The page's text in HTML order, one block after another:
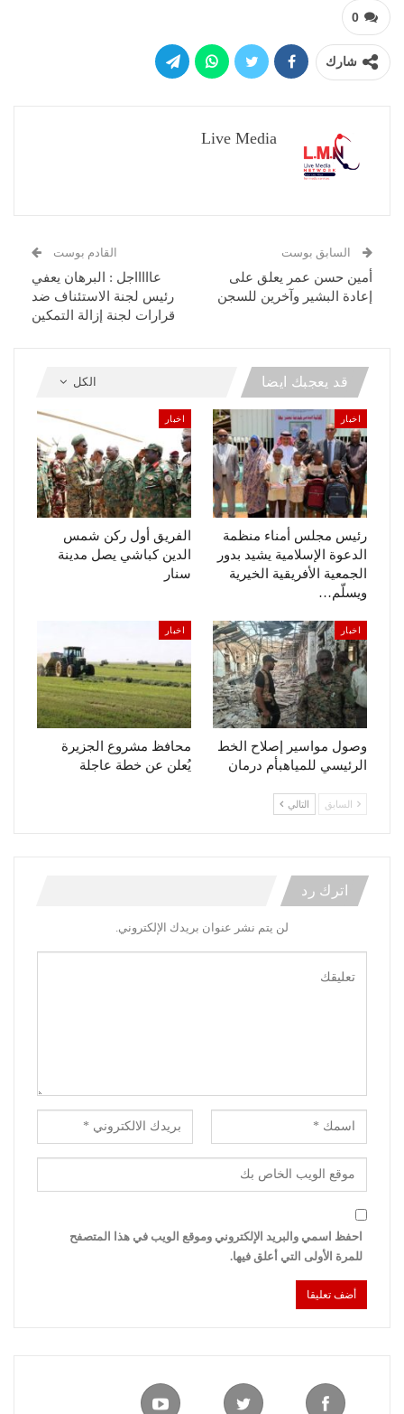
0
شارك
Live Media
السابق بوست
أمين حسن عمر يعلق على
إعادة البشير وآخرين للسجن
القادم بوست
عاااااجل : البرهان يعفي
رئيس لجنة الاستئناف ضد
قرارات لجنة إزالة التمكين
الكل قد يعجبك ايضا
اخبار
رئيس مجلس أمناء منظمة
الدعوة الإسلامية يشيد بدور
الجمعية الأفريقية الخيرية
ويسلّم…
اخبار
الفريق أول ركن شمس
الدين كباشي يصل مدينة
سنار
اخبار
وصول مواسير إصلاح الخط
الرئيسي للمياهبأم درمان
اخبار
محافظ مشروع الجزيرة
يُعلن عن خطة عاجلة
السابق التالي
اترك رد
لن يتم نشر عنوان بريدك الإلكتروني.
احفظ اسمي والبريد الإلكتروني وموقع الويب في هذا المتصفح
للمرة الأولى التي أعلق فيها.